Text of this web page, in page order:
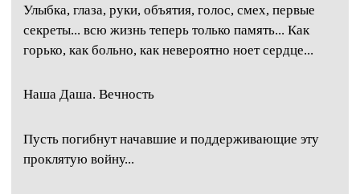
Улыбка, глаза, руки, объятия, голос, смех, первые
секреты... всю жизнь теперь только память... Как
горько, как больно, как невероятно ноет сердце...
Наша Даша. Вечность
Пусть погибнут начавшие и поддерживающие эту
проклятую войну...